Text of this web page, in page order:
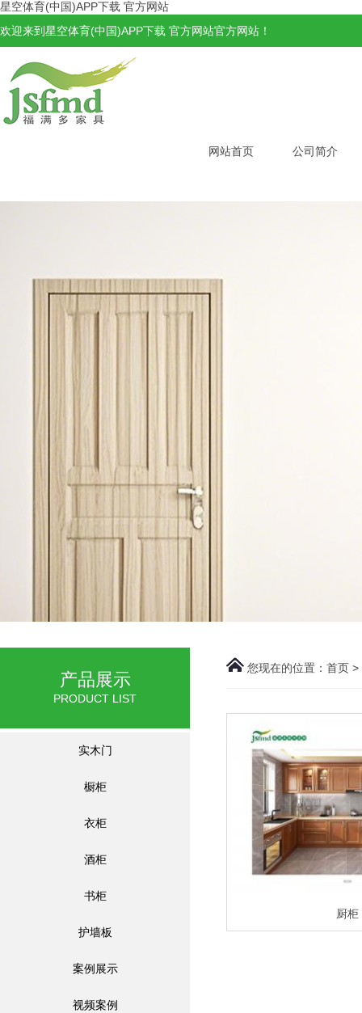
星空体育(中国)APP下载 官方网站
欢迎来到星空体育(中国)APP下载 官方网站官方网站！
网站首页 公司简介
产品展示
PRODUCT LIST
实木门
橱柜
衣柜
酒柜
书柜
护墙板
案例展示
视频案例
您现在的位置： 首页 >
厨柜